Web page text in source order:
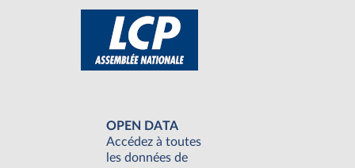
OPEN DATA
Accédez à toutes
les données de